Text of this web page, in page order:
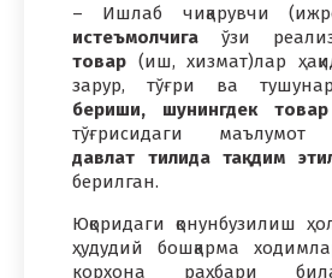
– Ишлаб чиқарувчи
истеъмолчига ўзи
товар (иш, хизмат)лар
зарур, тўғри ва
бериши, шунингдек
тўғрисидаги маълумот
давлат тилида тақдим
берилган.
Юқоридаги қонунбузилиш
ҳудудий бошқарма
корхона раҳбари